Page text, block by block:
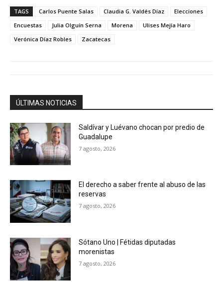
TAGS Carlos Puente Salas Claudia G. Valdés Díaz
Elecciones
Encuestas
Julia Olguín Serna Morena
Ulises Mejía Haro
Verónica Díaz Robles
Zacatecas
ÚLTIMAS NOTICIAS
Saldívar y Luévano chocan por predio de
Guadalupe
7 agosto, 2026
El derecho a saber frente al abuso de las
reservas
7 agosto, 2026
Sótano Uno | Fétidas diputadas
morenistas
7 agosto, 2026